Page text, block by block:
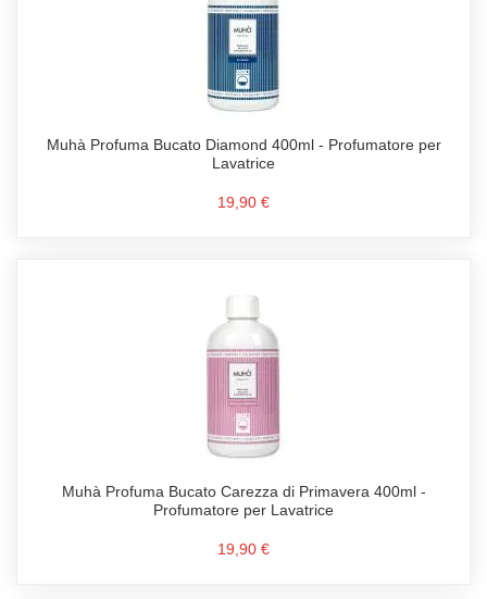
Muhà Profuma Bucato Diamond 400ml - Profumatore per
Lavatrice
19,90 €
Muhà Profuma Bucato Carezza di Primavera 400ml -
Profumatore per Lavatrice
19,90 €